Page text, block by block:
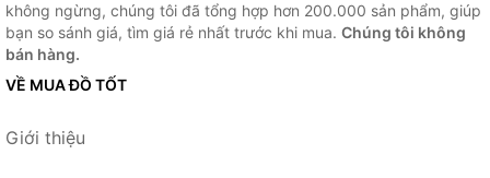
không ngừng, chúng tôi đã tổng hợp hơn 200.000 sản phẩm, giúp
bạn so sánh giá, tìm giá rẻ nhất trước khi mua. Chúng tôi không
bán hàng.
VỀ MUA ĐỒ TỐT
Giới thiệu